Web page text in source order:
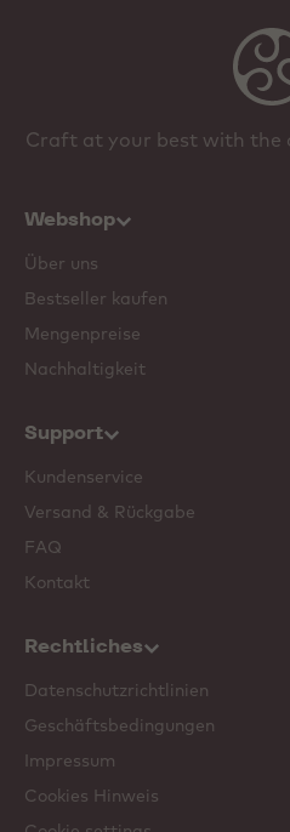
Craft at your best with the
Webshop
Über uns
Bestseller kaufen
Mengenpreise
Nachhaltigkeit
Support
Kundenservice
Versand & Rückgabe
FAQ
Kontakt
Rechtliches
Datenschutzrichtlinien
Geschäftsbedingungen
Impressum
Cookies Hinweis